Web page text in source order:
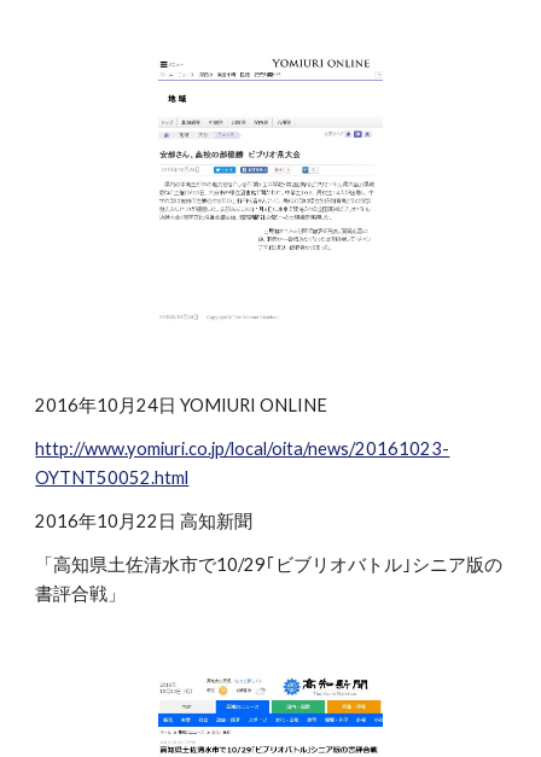
2016年10月24日 YOMIURI ONLINE
http://www.yomiuri.co.jp/local/oita/news/20161023-
OYTNT50052.html
2016年10月22日 高知新聞
「高知県土佐清水市で10/29｢ビブリオバトル｣シニア版の
書評合戦」